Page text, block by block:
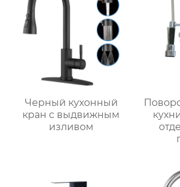
Черный кухонный
кран с выдвижным
изливом